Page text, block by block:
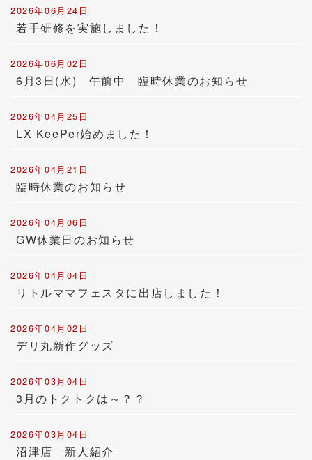
2026年06月24日
若手研修を実施しました！
2026年06月02日
6月3日(水) 午前中 臨時休業のお知らせ
2026年04月25日
LX KeePer始めました！
2026年04月21日
臨時休業のお知らせ
2026年04月06日
GW休業日のお知らせ
2026年04月04日
リトルママフェスタに出店しました！
2026年04月02日
デリ丸新作グッズ
2026年03月04日
3月のトクトクは～？？
2026年03月04日
沼津店 新人紹介